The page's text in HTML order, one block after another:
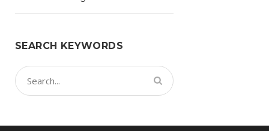
SEARCH KEYWORDS